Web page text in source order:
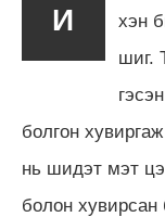
И
хэн
шиг.
болгон
нь шидэт мэт
болон